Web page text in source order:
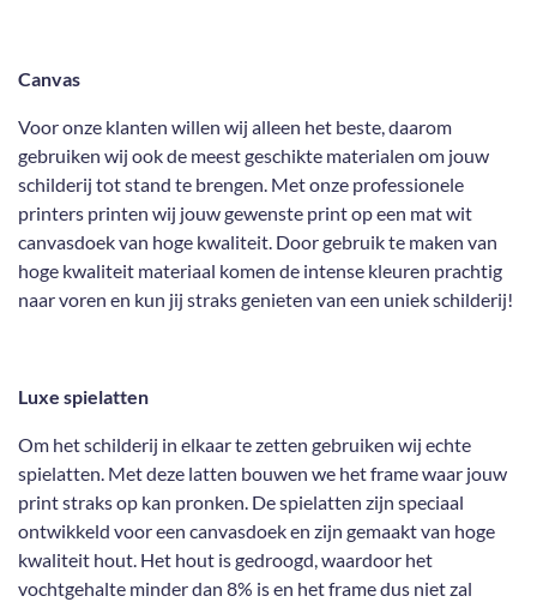
Canvas
Voor onze klanten willen wij alleen het beste, daarom
gebruiken wij ook de meest geschikte materialen om jouw
schilderij tot stand te brengen. Met onze professionele
printers printen wij jouw gewenste print op een mat wit
canvasdoek van hoge kwaliteit. Door gebruik te maken van
hoge kwaliteit materiaal komen de intense kleuren prachtig
naar voren en kun jij straks genieten van een uniek schilderij!
Luxe spielatten
Om het schilderij in elkaar te zetten gebruiken wij echte
spielatten. Met deze latten bouwen we het frame waar jouw
print straks op kan pronken. De spielatten zijn speciaal
ontwikkeld voor een canvasdoek en zijn gemaakt van hoge
kwaliteit hout. Het hout is gedroogd, waardoor het
vochtgehalte minder dan 8% is en het frame dus niet zal